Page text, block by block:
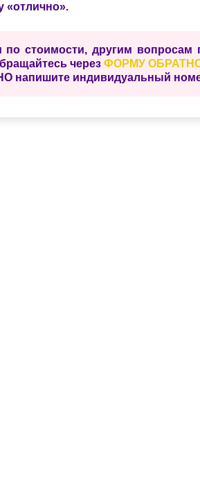
«отлично».
по стоимости, другим
через ФОРМУ
индивидуальный